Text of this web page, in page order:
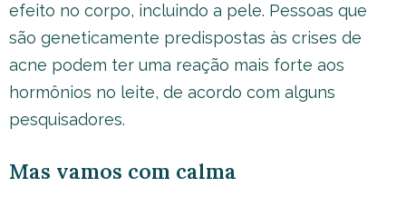
efeito no corpo, incluindo a pele. Pessoas que
são geneticamente predispostas às crises de
acne podem ter uma reação mais forte aos
hormônios no leite, de acordo com alguns
pesquisadores.
Mas vamos com calma